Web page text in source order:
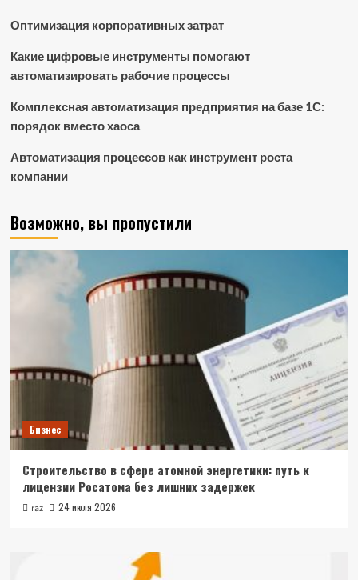
Оптимизация корпоративных затрат
Какие цифровые инструменты помогают
автоматизировать рабочие процессы
Комплексная автоматизация предприятия на базе 1С:
порядок вместо хаоса
Автоматизация процессов как инструмент роста
компании
Возможно, вы пропустили
Бизнес
Строительство в сфере атомной энергетики: путь к
лицензии Росатома без лишних задержек
raz 24 июля 2026